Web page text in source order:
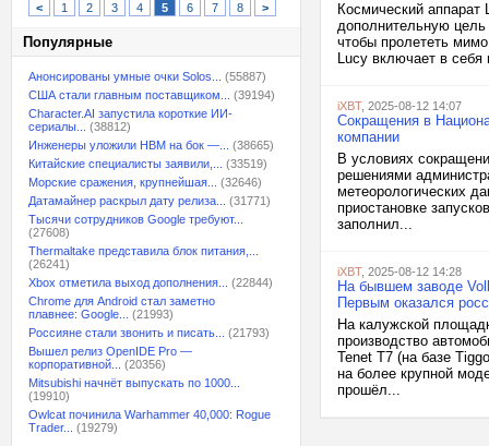
< 1 2 3 4 5 6 7 8 >
Популярные
Анонсированы умные очки Solos...
(55887)
США стали главным поставщиком...
(39194)
Character.AI запустила короткие ИИ-
сериалы...
(38812)
Инженеры уложили HBM на бок —...
(38665)
Китайские специалисты заявили,...
(33519)
Морские сражения, крупнейшая...
(32646)
Датамайнер раскрыл дату релиза...
(31771)
Тысячи сотрудников Google требуют...
(27608)
Thermaltake представила блок питания,...
(26241)
Xbox отметила выход дополнения...
(22844)
Chrome для Android стал заметно
плавнее: Google...
(21993)
Россияне стали звонить и писать...
(21793)
Вышел релиз OpenIDE Pro —
корпоративной...
(20356)
Mitsubishi начнёт выпускать по 1000...
(19910)
Owlcat починила Warhammer 40,000: Rogue
Trader...
(19279)
Космический
дополнительную цель
чтобы пролететь
Lucy включает в себя
iXBT, 2025-08-12 14:07
Сокращения в
компании
В условиях
решениями
метеорологических
приостановке
заполнил...
iXBT, 2025-08-12 14:28
На бывшем заводе
Первым оказался
На калужской
производство
Tenet T7 (на базе
на более крупной
прошёл...